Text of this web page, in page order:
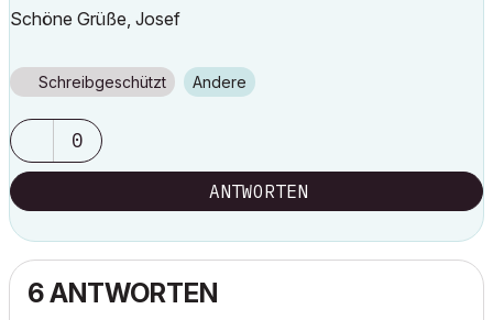
Schöne Grüße, Josef
Schreibgeschützt Andere
0
ANTWORTEN
6 ANTWORTEN